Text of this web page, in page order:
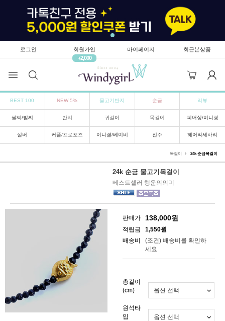
로그인 회원가입
+2,000
마이페이지 최근본상품
BEST 100 NEW 5% 물고기반지 순금 리뷰
팔찌/발찌 반지 귀걸이 목걸이 피어싱/미니링
실버 커플/프로포즈 이니셜/베이비 진주 헤어악세사리
목걸이 24k 순금목걸이
24k 순금 물고기목걸이
베스트셀러 행운의의미
판매가 138,000원
적립금
1,550원
배송비
(조건) 배송비를 확인하
세요
총길이
(cm)
원석타
입